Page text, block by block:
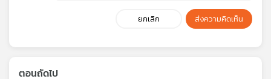
ยกเลิก ส่งความคิดเห็น
ตอนถัดไป